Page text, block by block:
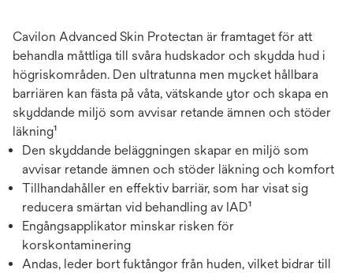
Cavilon Advanced Skin Protectan är framtaget för att
behandla måttliga till svåra hudskador och skydda hud i
högriskområden. Den ultratunna men mycket hållbara
barriären kan fästa på våta, vätskande ytor och skapa en
skyddande miljö som avvisar retande ämnen och stöder
läkning¹
Den skyddande beläggningen skapar en miljö som
avvisar retande ämnen och stöder läkning och komfort
Tillhandahåller en effektiv barriär, som har visat sig
reducera smärtan vid behandling av IAD¹
Engångsapplikator minskar risken för
korskontaminering
Andas, leder bort fuktångor från huden, vilket bidrar till